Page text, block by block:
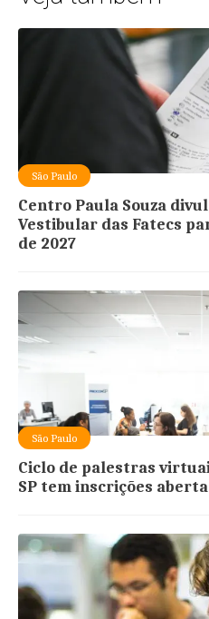
São Paulo
Centro Paula Souza
Vestibular das Fatecs
de 2027
São Paulo
Ciclo de palestras
SP tem inscrições